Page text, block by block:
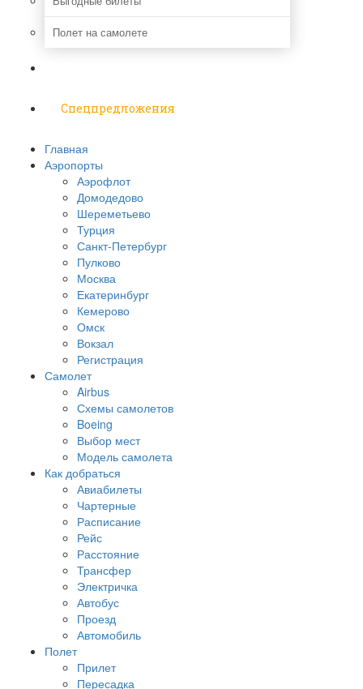
Полет на самолете
Спецпредложения
Главная
Аэропорты
Аэрофлот
Домодедово
Шереметьево
Турция
Санкт-Петербург
Пулково
Москва
Екатеринбург
Кемерово
Омск
Вокзал
Регистрация
Самолет
Airbus
Схемы самолетов
Boeing
Выбор мест
Модель самолета
Как добраться
Авиабилеты
Чартерные
Расписание
Рейс
Расстояние
Трансфер
Электричка
Автобус
Проезд
Автомобиль
Полет
Прилет
Пересадка